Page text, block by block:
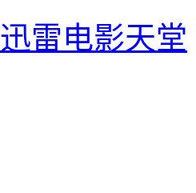
迅雷电影天堂